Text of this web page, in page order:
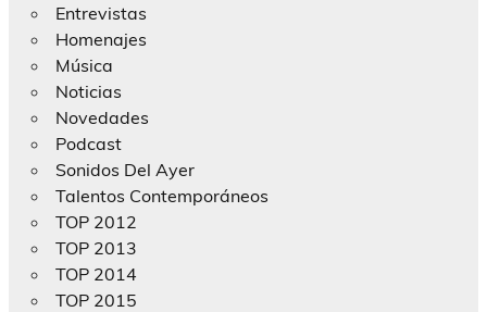
Entrevistas
Homenajes
Música
Noticias
Novedades
Podcast
Sonidos Del Ayer
Talentos Contemporáneos
TOP 2012
TOP 2013
TOP 2014
TOP 2015